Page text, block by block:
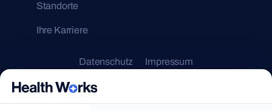
Standorte
Ihre Karriere
Datenschutz Impressum